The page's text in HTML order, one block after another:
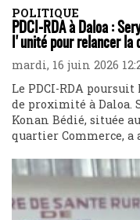
POLITIQUE
PDCI-RDA à Daloa :
l'unité pour relancer la
mardi, 16 juin 2026
Le PDCI-RDA
de proximité à Daloa.
Konan Bédié, située
quartier Commerce, a